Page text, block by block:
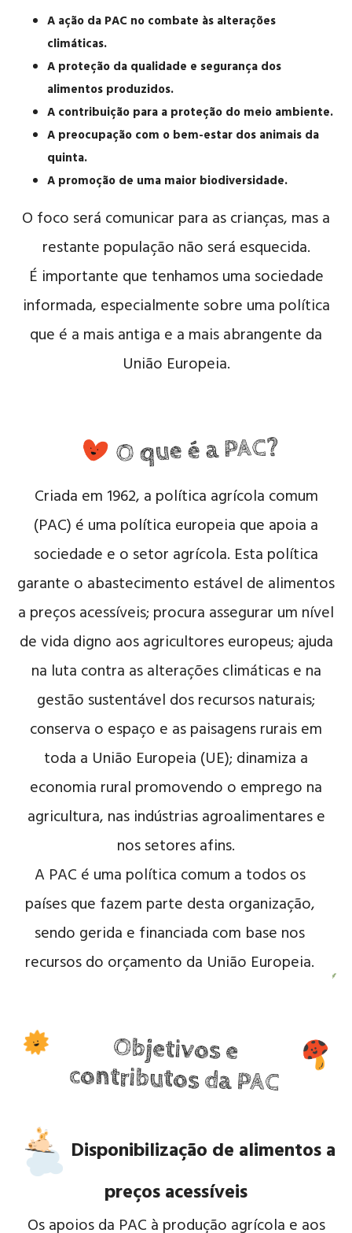
A ação da PAC no combate às alterações
climáticas.
A proteção da qualidade e segurança dos
alimentos produzidos.
A contribuição para a proteção do meio ambiente.
A preocupação com o bem-estar dos animais da
quinta.
A promoção de uma maior biodiversidade.
O foco será comunicar para as crianças, mas a
restante população não será esquecida.
É importante que tenhamos uma sociedade
informada, especialmente sobre uma política
que é a mais antiga e a mais abrangente da
União Europeia.
O que é a PAC?
Criada em 1962, a política agrícola comum
(PAC) é uma política europeia que apoia a
sociedade e o setor agrícola. Esta política
garante o abastecimento estável de alimentos
a preços acessíveis; procura assegurar um nível
de vida digno aos agricultores europeus; ajuda
na luta contra as alterações climáticas e na
gestão sustentável dos recursos naturais;
conserva o espaço e as paisagens rurais em
toda a União Europeia (UE); dinamiza a
economia rural promovendo o emprego na
agricultura, nas indústrias agroalimentares e
nos setores afins.
A PAC é uma política comum a todos os
países que fazem parte desta organização,
sendo gerida e financiada com base nos
recursos do orçamento da União Europeia.
Objetivos e
contributos da PAC
Disponibilização de alimentos a
preços acessíveis
Os apoios da PAC à produção agrícola e aos